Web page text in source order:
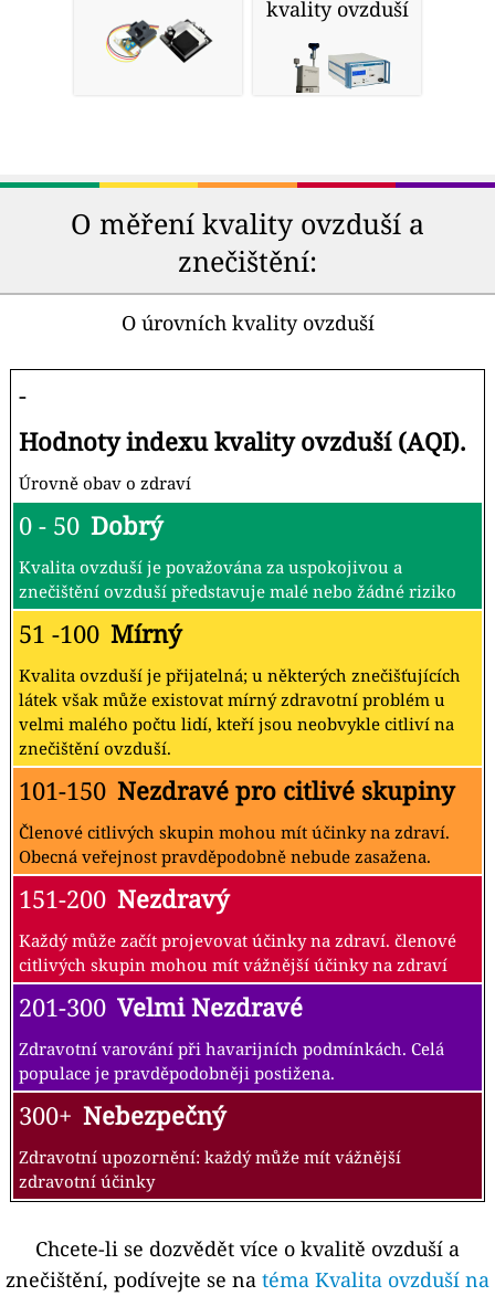
kvality ovzduší
O měření kvality ovzduší a
znečištění:
O úrovních kvality ovzduší
-
Hodnoty indexu kvality ovzduší (AQI).
Úrovně obav o zdraví
0 - 50 Dobrý
Kvalita ovzduší je považována za uspokojivou a
znečištění ovzduší představuje malé nebo žádné riziko
51 -100 Mírný
Kvalita ovzduší je přijatelná; u některých znečišťujících
látek však může existovat mírný zdravotní problém u
velmi malého počtu lidí, kteří jsou neobvykle citliví na
znečištění ovzduší.
101-150 Nezdravé pro citlivé skupiny
Členové citlivých skupin mohou mít účinky na zdraví.
Obecná veřejnost pravděpodobně nebude zasažena.
151-200 Nezdravý
Každý může začít projevovat účinky na zdraví. členové
citlivých skupin mohou mít vážnější účinky na zdraví
201-300 Velmi Nezdravé
Zdravotní varování při havarijních podmínkách. Celá
populace je pravděpodobněji postižena.
300+ Nebezpečný
Zdravotní upozornění: každý může mít vážnější
zdravotní účinky
Chcete-li se dozvědět více o kvalitě ovzduší a
znečištění, podívejte se na téma Kvalita ovzduší na